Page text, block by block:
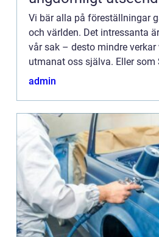
Vi bär alla på föreställningar
och världen. Det intressanta
vår sak – desto mindre verkar
utmanat oss själva. Eller som
”Dåren ser sig själv som vis,
admin